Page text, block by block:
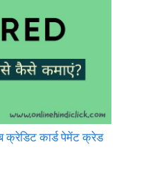
कार्ड पेमेंट क्रेड